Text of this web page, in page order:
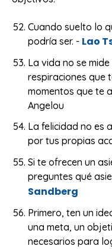
Cuando suelto lo
podría ser. - Lao
La vida no se
respiraciones que
momentos que te
Angelou
La felicidad no es
por tus propias
Si te ofrecen un
preguntes qué
Sandberg
Primero, ten un
una meta, un
necesarios para